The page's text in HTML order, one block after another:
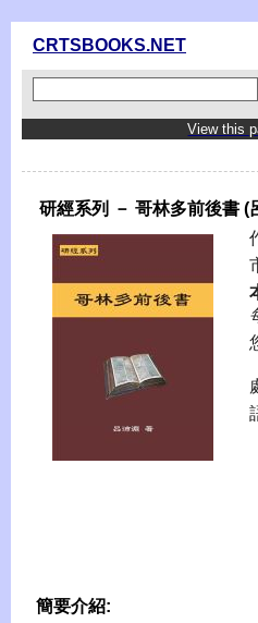
CRTSBOOKS.NET
View this
研經系列 － 哥林多前後書 (
簡要介紹: